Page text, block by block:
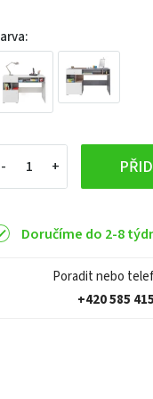
Doručíme do 2-8
Poradit nebo
+420 585